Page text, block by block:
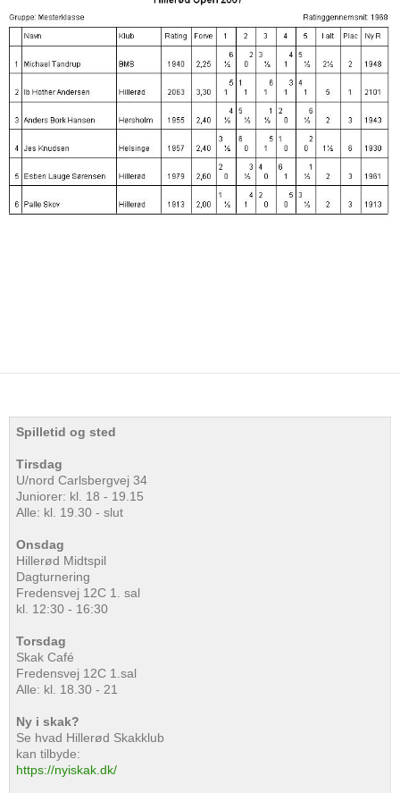
Spilletid og sted
Tirsdag
U/nord Carlsbergvej 34
Juniorer: kl. 18 - 19.15
Alle: kl. 19.30 - slut
Onsdag
Hillerød Midtspil
Dagturnering
Fredensvej 12C 1. sal
kl. 12:30 - 16:30
Torsdag
Skak Café
Fredensvej 12C 1.sal
Alle: kl. 18.30 - 21
Ny i skak?
Se hvad Hillerød Skakklub
kan tilbyde:
https://nyiskak.dk/